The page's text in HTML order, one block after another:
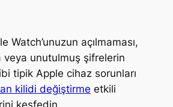
Watch’unuzun açılmaması,
veya unutulmuş şifrelerin
tipik Apple cihaz sorunları
kilidi değiştirme etkili
keşfedin.